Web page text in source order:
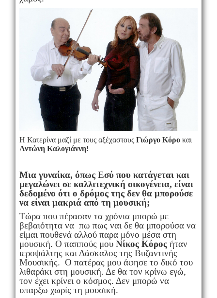
Η Κατερίνα μαζί με τους αξέχαστους Γιώργο Κόρο και
Αντώνη Καλογιάννη!
Μια γυναίκα, όπως Εσύ που κατάγεται και
μεγαλώνει σε καλλιτεχνική οικογένεια, είναι
δεδομένο ότι ο δρόμος της δεν θα μπορούσε
να είναι μακριά από τη μουσική;
Τώρα που πέρασαν τα χρόνια μπορώ με
βεβαιότητα να πω πως ναι δε θα μπορούσα να
είμαι πουθενά αλλού παρα μόνο μέσα στη
μουσική. Ο παππούς μου Νίκος Κόροςήταν
ιεροψάλτης και Δάσκαλος της Βυζαντινής
Μουσικής. Ο πατέρας μου άφησε το δικό του
λιθαράκι στη μουσική. Δε θα τον κρίνω εγώ,
τον έχει κρίνει ο κόσμος. Δεν μπορώ να
υπαρξω χωρίς τη μουσική.